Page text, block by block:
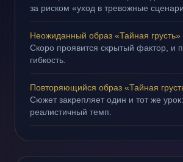
за риском «уход в тревожные
Неожиданный образ «Тайная грусть»
Скоро проявится скрытый фактор, и
гибкость.
Повторяющийся образ «Тайная
Сюжет закрепляет один и тот же
реалистичный темп.